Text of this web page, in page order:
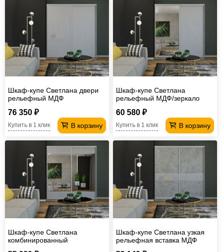
Шкаф-купе Светлана двери
рельефный МДФ
76 350 ₽
В корзину
Купить в 1 клик
Шкаф-купе Светлана
рельефный МДФ/зеркало
60 580 ₽
В корзину
Купить в 1 клик
Шкаф-купе Светлана
комбинированный
Шкаф-купе Светлана узкая
рельефная вставка МДФ